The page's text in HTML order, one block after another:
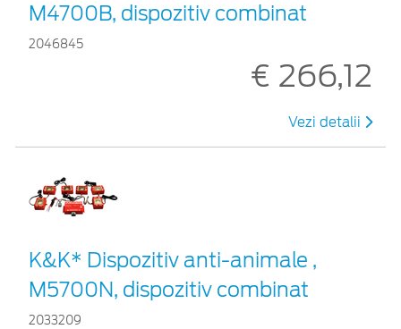
M4700B, dispozitiv combinat
2046845
€ 266,12
Vezi detalii
K&K* Dispozitiv anti-animale ,
M5700N, dispozitiv combinat
2033209